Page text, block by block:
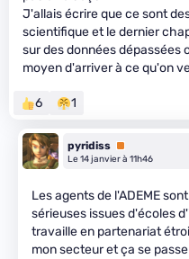
J'allais écrire que ce sont
scientifique et le dernier
sur des données dépassées
moyen d'arriver à ce qu'on
6 1
pyridiss Premium
Le 14 janvier à 11h46
Les agents de l'ADEME
sérieuses issues d'écoles
travaille en partenariat
mon secteur et ça se